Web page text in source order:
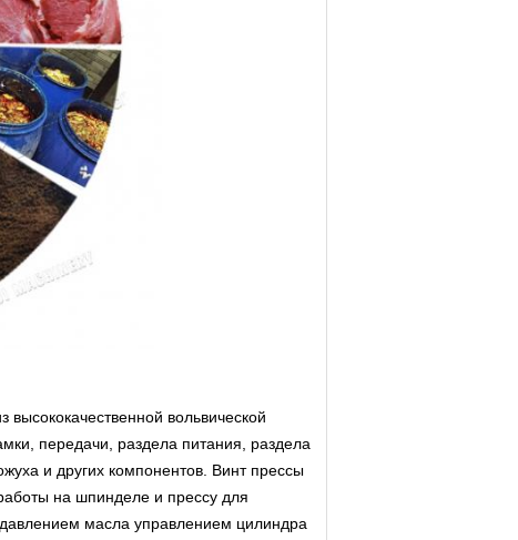
высококачественной вольвической
передачи, раздела питания, раздела
и других компонентов. Винт прессы
на шпинделе и прессу для
масла управлением цилиндра